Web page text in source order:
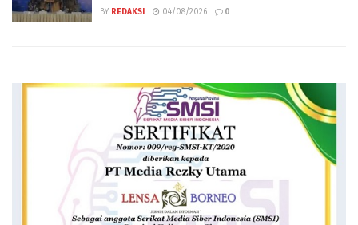
BY REDAKSI 04/08/2026 0